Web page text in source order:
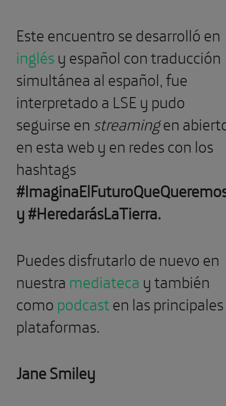
Este encuentro se desarrolló en
inglésy español con traducción
simultánea al español, fue
interpretado a LSE y pudo
seguirse en streamingen
en esta web y en redes con los
hashtags
y #HeredarásLaTierra.
Puedes disfrutarlo de nuevo en
nuestra mediateca y también
como podcasten las principales
plataformas.
Jane Smiley